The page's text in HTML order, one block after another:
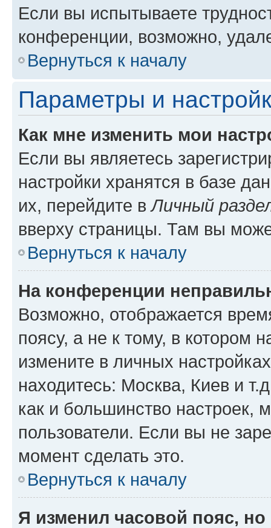
Если вы испытываете
конференции, возможно,
Вернуться к началу
Параметры и
Как мне изменить мои
Если вы являетесь
настройки хранятся в базе
их, перейдите вЛичный
вверху страницы. Там вы
Вернуться к началу
На конференции
Возможно, отображается
поясу, а не к тому, в котором
измените в личных
находитесь: Москва, Киев и
как и большинство настроек,
пользователи. Если вы не
момент сделать это.
Вернуться к началу
Я изменил часовой пояс,